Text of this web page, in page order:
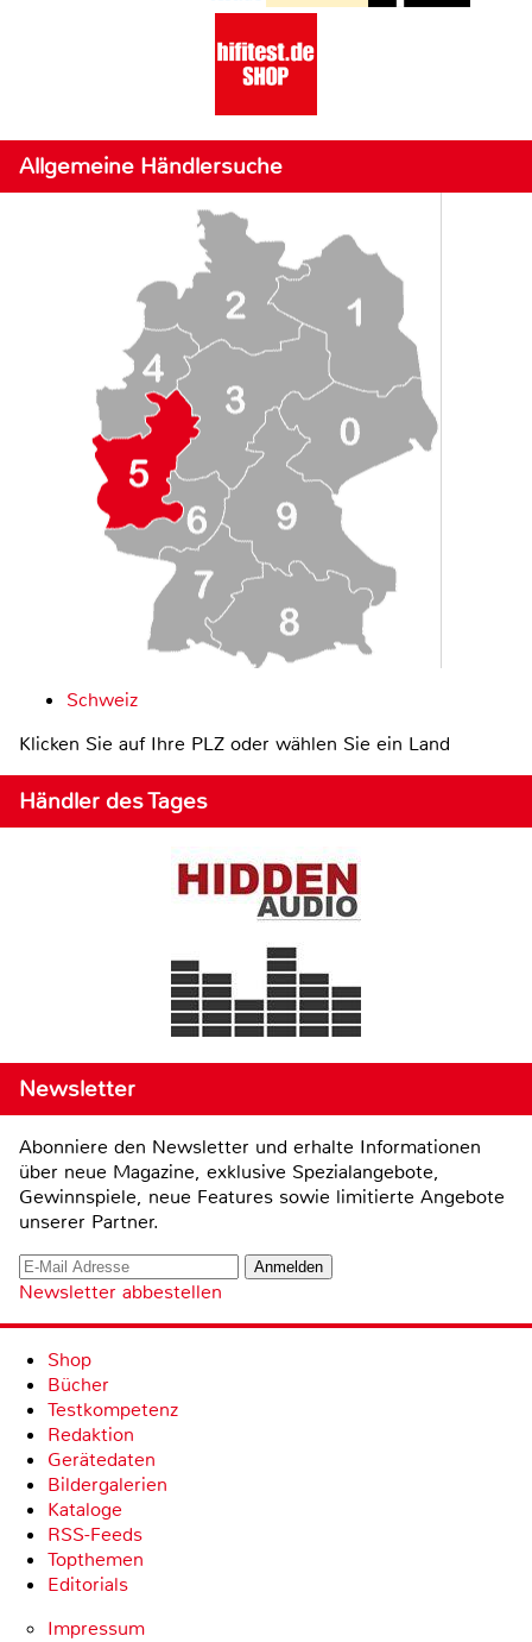
Allgemeine Händlersuche
Schweiz
Klicken Sie auf Ihre PLZ oder wählen Sie ein Land
Händler des Tages
Newsletter
Abonniere den Newsletter und erhalte Informationen
über neue Magazine, exklusive Spezialangebote,
Gewinnspiele, neue Features sowie limitierte Angebote
unserer Partner.
Newsletter abbestellen
Shop
Bücher
Testkompetenz
Redaktion
Gerätedaten
Bildergalerien
Kataloge
RSS-Feeds
Topthemen
Editorials
Impressum